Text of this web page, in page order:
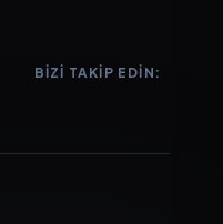
BIZI TAKIP EDIN: